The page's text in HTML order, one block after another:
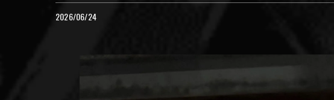
2026/06/24